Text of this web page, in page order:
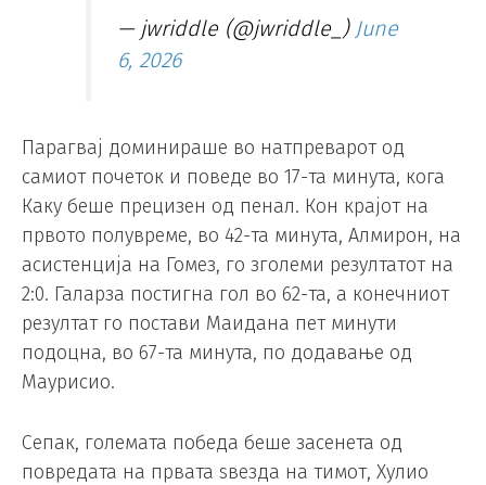
— jwriddle (@jwriddle_) June
6, 2026
Парагвај доминираше во натпреварот од
самиот почеток и поведе во 17-та минута, кога
Каку беше прецизен од пенал. Кон крајот на
првото полувреме, во 42-та минута, Алмирон, на
асистенција на Гомез, го зголеми резултатот на
2:0. Галарза постигна гол во 62-та, а конечниот
резултат го постави Маидана пет минути
подоцна, во 67-та минута, по додавање од
Маурисио.
Сепак, големата победа беше засенета од
повредата на првата ѕвезда на тимот, Хулио